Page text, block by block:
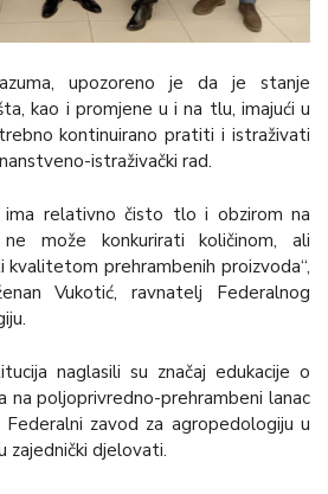
upozoreno je da je stanje
kao i promjene u i na tlu, imajući u
kontinuirano pratiti i istraživati
istraživački rad.
ima relativno čisto tlo i obzirom na
može konkurirati količinom, ali
kvalitetom prehrambenih proizvoda“,
Vukotić, ravnatelj Federalnog
naglasili su značaj edukacije o
na poljoprivredno-prehrambeni lanac
zavod za agropedologiju u
zajednički djelovati.